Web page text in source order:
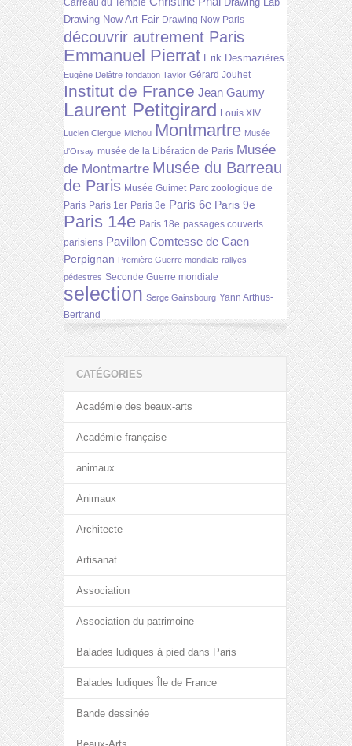
Carreau du Temple
Drawing Now Art Fair Drawing Now Paris
découvrir autrement Paris
Emmanuel Pierrat Erik Desmazières
Eugène Delâtre fondation Taylor Gérard Jouhet
Institut de France Jean Gaumy
Laurent Petitgirard Louis XIV
Lucien Clergue Michou Montmartre Musée
d'Orsay musée de la Libération de Paris Musée
de Montmartre Musée du Barreau
de Paris Musée Guimet Parc zoologique de
Paris Paris 1er Paris 3e Paris 6e Paris 9e
Paris 14e Paris 18e passages couverts
parisiens Pavillon Comtesse de Caen
Perpignan Première Guerre mondiale rallyes
pédestres Seconde Guerre mondiale
selection Serge Gainsbourg Yann Arthus-
Bertrand
CATÉGORIES
Académie des beaux-arts
Académie française
animaux
Animaux
Architecte
Artisanat
Association
Association du patrimoine
Balades ludiques à pied dans Paris
Balades ludiques Île de France
Bande dessinée